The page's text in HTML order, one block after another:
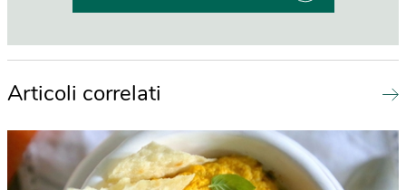
Articoli correlati